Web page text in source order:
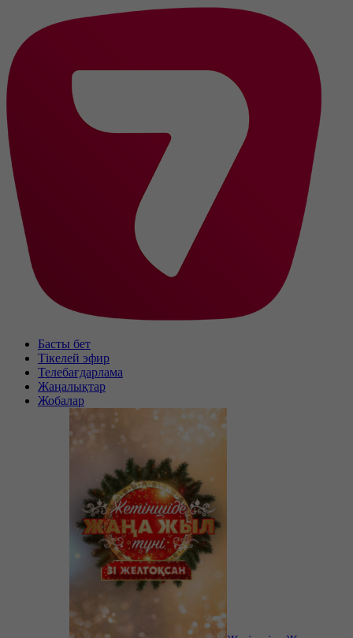
Басты бет
Тікелей эфир
Телебағдарлама
Жаңалықтар
Жобалар